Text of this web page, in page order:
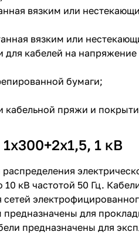
вязким или
вязким или
кабелей на напряжение
бумаги;
пряжи и
1 кВ
10 кВ частотой 50 Гц.
для
предназначены для